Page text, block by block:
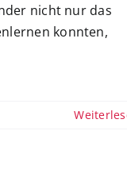
nicht nur das
konnten,